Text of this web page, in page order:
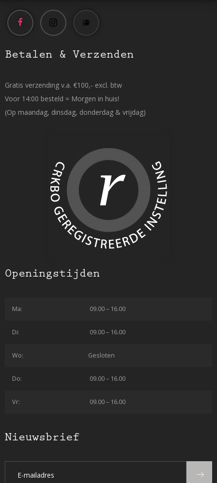
Betalen & Verzenden
Gratis verzending v.a. €100,- excl. btw
Voor 14:00 besteld = Morgen in huis!
(Op maandag, dinsdag, donderdag & vrijdag)
Openingstijden
Ma: 09.00 – 16.00
Di: 09.00 – 16.00
Wo: Gesloten
Do: 09.00 – 16.00
Vr: 09.00 – 16.00
Nieuwsbrief